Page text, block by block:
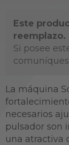
Este
reemplazo.
Si posee
La máquina
necesarios
pulsador son
una atractiva